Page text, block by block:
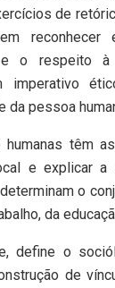
de
e o respeito
imperativo
pessoa
têm
e explicar a
o
da
define o
de